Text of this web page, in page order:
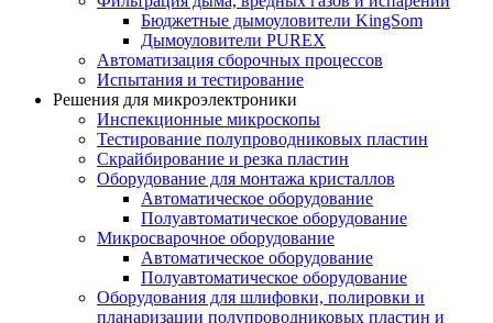
Бюджетные дымоуловители KingSom
Дымоуловители PUREX
Автоматизация сборочных процессов
Испытания и тестирование
Решения для микроэлектроники
Инспекционные микроскопы
Тестирование полупроводниковых пластин
Скрайбирование и резка пластин
Оборудование для монтажа кристаллов
Автоматическое оборудование
Полуавтоматическое оборудование
Микросварочное оборудование
Автоматическое оборудование
Полуавтоматическое оборудование
Оборудования для шлифовки, полировки и
планаризации полупроводниковых пластин и